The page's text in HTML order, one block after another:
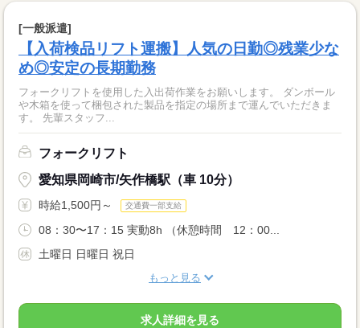
[一般派遣]
【入荷検品リフト運搬】人気の日勤◎残業少な
め◎安定の長期勤務
フォークリフトを使用した入出荷作業をお願いします。 ダンボール
や木箱を使って梱包された製品を指定の場所まで運んでいただきま
す。 先輩スタッフ...
フォークリフト
愛知県岡崎市/矢作橋駅（車 10分）
時給1,500円～ 交通費一部支給
08：30〜17：15 実動8h （休憩時間 12：00...
土曜日 日曜日 祝日
もっと見る
求人詳細を見る